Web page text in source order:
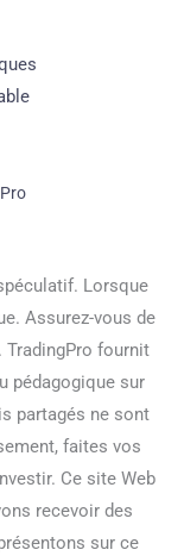
Lorsque
Assurez-vous de
fournit
pédagogique sur
partagés ne sont
faites vos
Ce site Web
recevoir des
sur ce